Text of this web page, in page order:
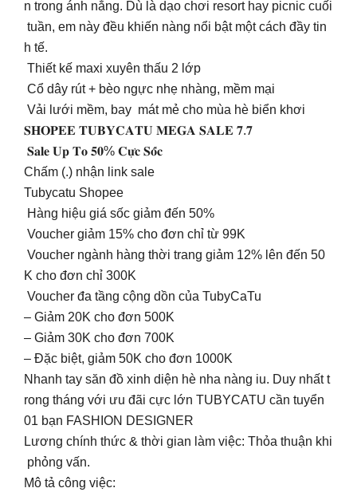
n trong ánh nắng. Dù là dạo chơi resort hay picnic cuối
tuần, em này đều khiến nàng nổi bật một cách đầy tin
h tế.
Thiết kế maxi xuyên thấu 2 lớp
Cổ dây rút + bèo ngực nhẹ nhàng, mềm mại
Vải lưới mềm, bay mát mẻ cho mùa hè biển khơi
𝐒𝐇𝐎𝐏𝐄𝐄 𝐓𝐔𝐁𝐘𝐂𝐀𝐓𝐔 𝐌𝐄𝐆𝐀 𝐒𝐀𝐋𝐄 𝟕.𝟕
𝐒𝐚𝐥𝐞 𝐔𝐩 𝐓𝐨 𝟓𝟎% 𝐂𝐮̛̣𝐜 𝐒𝐨̂́𝐜
Chấm (.) nhận link sale
Tubycatu Shopee
Hàng hiệu giá sốc giảm đến 50%
Voucher giảm 15% cho đơn chỉ từ 99K
Voucher ngành hàng thời trang giảm 12% lên đến 50
K cho đơn chỉ 300K
Voucher đa tầng cộng dồn của TubyCaTu
– Giảm 20K cho đơn 500K
– Giảm 30K cho đơn 700K
– Đặc biệt, giảm 50K cho đơn 1000K
Nhanh tay săn đồ xinh diện hè nha nàng iu. Duy nhất t
rong tháng với ưu đãi cực lớn TUBYCATU cần tuyển
01 bạn FASHION DESIGNER
Lương chính thức & thời gian làm việc: Thỏa thuận khi
phỏng vấn.
Mô tả công việc: